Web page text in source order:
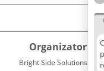
Organizator
Bright Side Solutions sp.